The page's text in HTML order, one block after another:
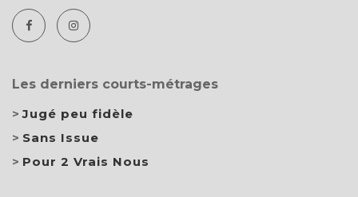
Les derniers courts-métrages
Jugé peu fidèle
Sans Issue
Pour 2 Vrais Nous